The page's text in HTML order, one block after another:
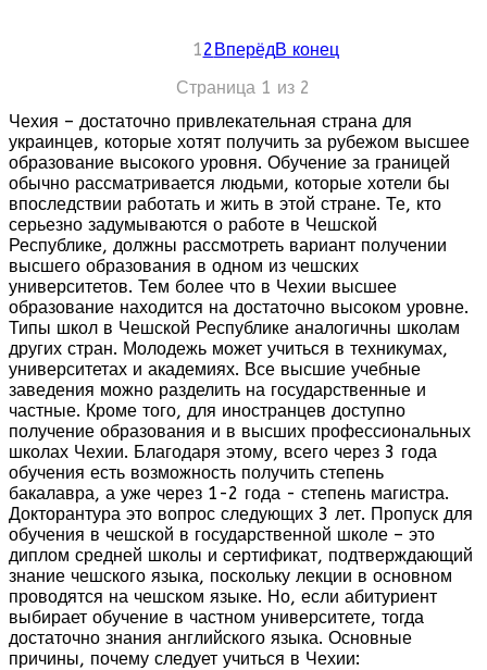
обеспечивая
индивидуальную работу
педагогов со студентами.
Кроме того, принимаются на
обучение в Чехии только
самые талантливые
абитуриенты.
Наряду с художественной
составляющей обучения,
Академия одновременно
развивает теоретическое
понимание и восприятие
художественного творчества
сквозь призму современных
тенденций. Руководство
Академии стремится
охватить весь спектр
современных
художественных
мероприятий, и дать
возможность своим
студентам найти себя в
открытой структуре
различных студий ВУЗа,
профильных дисциплинах и
под чутким руководством
квалифицированных
специалистов
преподавателей. Академия
открыт, часто являлся объектом распрей государства и
церкви. В 1946 году вуз получает имя Франтишека
Палацкого, видного чешского деятеля XIX века.
На сегодняшний день Университет Палацкого - один из
ведущих образовательных центров в Чехии. Небольшой
город Оломоуц под влиянием университета стал по-
настоящему студенческим. На базе университета
проходят традиционные студенческие события,
фестивали, конференции, концерты и т.д. Университет
имеет партнерские отношения со многими ведущими
вузами мира.
12ВперёдВ конец
Страница 1 из 2
Чехия – достаточно привлекательная страна для
украинцев, которые хотят получить за рубежом высшее
образование высокого уровня. Обучение за границей
обычно рассматривается людьми, которые хотели бы
впоследствии работать и жить в этой стране. Те, кто
серьезно задумываются о работе в Чешской
Республике, должны рассмотреть вариант получении
высшего образования в одном из чешских
университетов. Тем более что в Чехии высшее
образование находится на достаточно высоком уровне.
Типы школ в Чешской Республике аналогичны школам
других стран. Молодежь может учиться в техникумах,
университетах и академиях. Все высшие учебные
заведения можно разделить на государственные и
частные. Кроме того, для иностранцев доступно
получение образования и в высших профессиональных
школах Чехии. Благодаря этому, всего через 3 года
обучения есть возможность получить степень
бакалавра, а уже через 1-2 года - степень магистра.
Докторантура это вопрос следующих 3 лет. Пропуск для
обучения в чешской в государственной школе – это
диплом средней школы и сертификат, подтверждающий
знание чешского языка, поскольку лекции в основном
проводятся на чешском языке. Но, если абитуриент
выбирает обучение в частном университете, тогда
достаточно знания английского языка. Основные
причины, почему следует учиться в Чехии: